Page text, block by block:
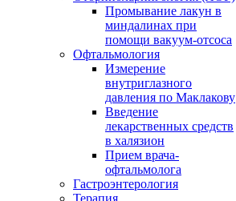
Промывание лакун в
миндалинах при
помощи вакуум-отсоса
Офтальмология
Измерение
внутриглазного
давления по Маклакову
Введение
лекарственных средств
в халязион
Прием врача-
офтальмолога
Гастроэнтерология
Терапия